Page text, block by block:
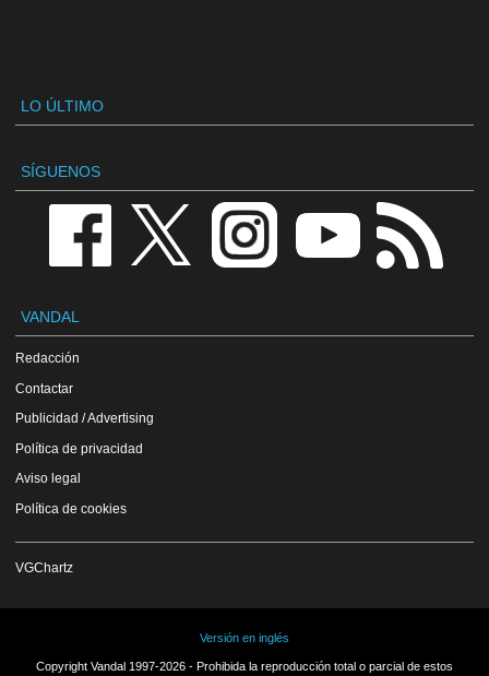
LO ÚLTIMO
SÍGUENOS
VANDAL
Redacción
Contactar
Publicidad / Advertising
Política de privacidad
Aviso legal
Política de cookies
VGChartz
Versión en inglés
Copyright Vandal 1997-2026 - Prohibida la reproducción total o parcial de estos